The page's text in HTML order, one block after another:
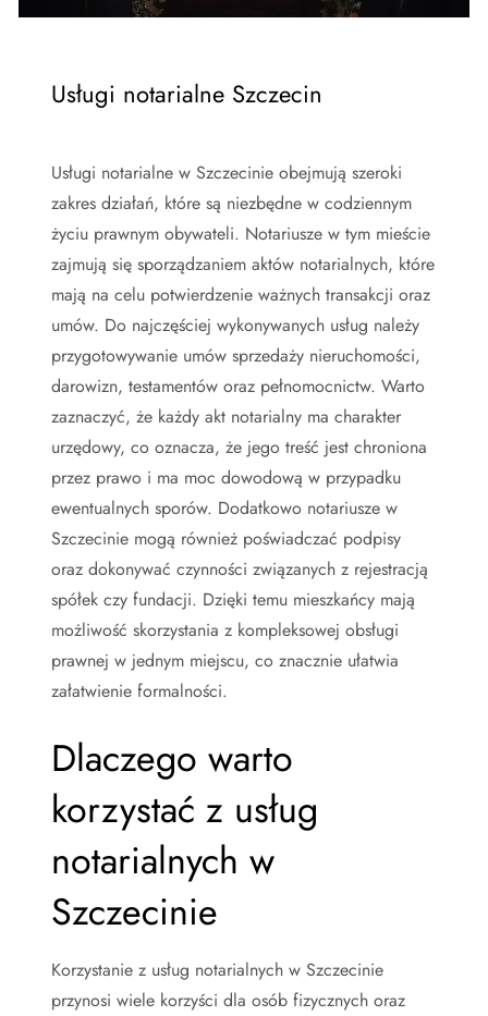
Usługi notarialne Szczecin
Usługi notarialne w Szczecinie obejmują szeroki
zakres działań, które są niezbędne w codziennym
życiu prawnym obywateli. Notariusze w tym mieście
zajmują się sporządzaniem aktów notarialnych, które
mają na celu potwierdzenie ważnych transakcji oraz
umów. Do najczęściej wykonywanych usług należy
przygotowywanie umów sprzedaży nieruchomości,
darowizn, testamentów oraz pełnomocnictw. Warto
zaznaczyć, że każdy akt notarialny ma charakter
urzędowy, co oznacza, że jego treść jest chroniona
przez prawo i ma moc dowodową w przypadku
ewentualnych sporów. Dodatkowo notariusze w
Szczecinie mogą również poświadczać podpisy
oraz dokonywać czynności związanych z rejestracją
spółek czy fundacji. Dzięki temu mieszkańcy mają
możliwość skorzystania z kompleksowej obsługi
prawnej w jednym miejscu, co znacznie ułatwia
załatwienie formalności.
Dlaczego warto
korzystać z usług
notarialnych w
Szczecinie
Korzystanie z usług notarialnych w Szczecinie
przynosi wiele korzyści dla osób fizycznych oraz